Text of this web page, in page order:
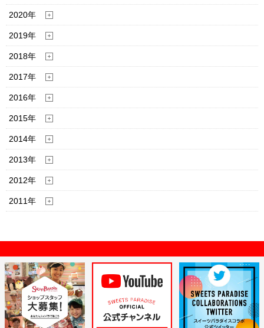
2020年
2019年
2018年
2017年
2016年
2015年
2014年
2013年
2012年
2011年